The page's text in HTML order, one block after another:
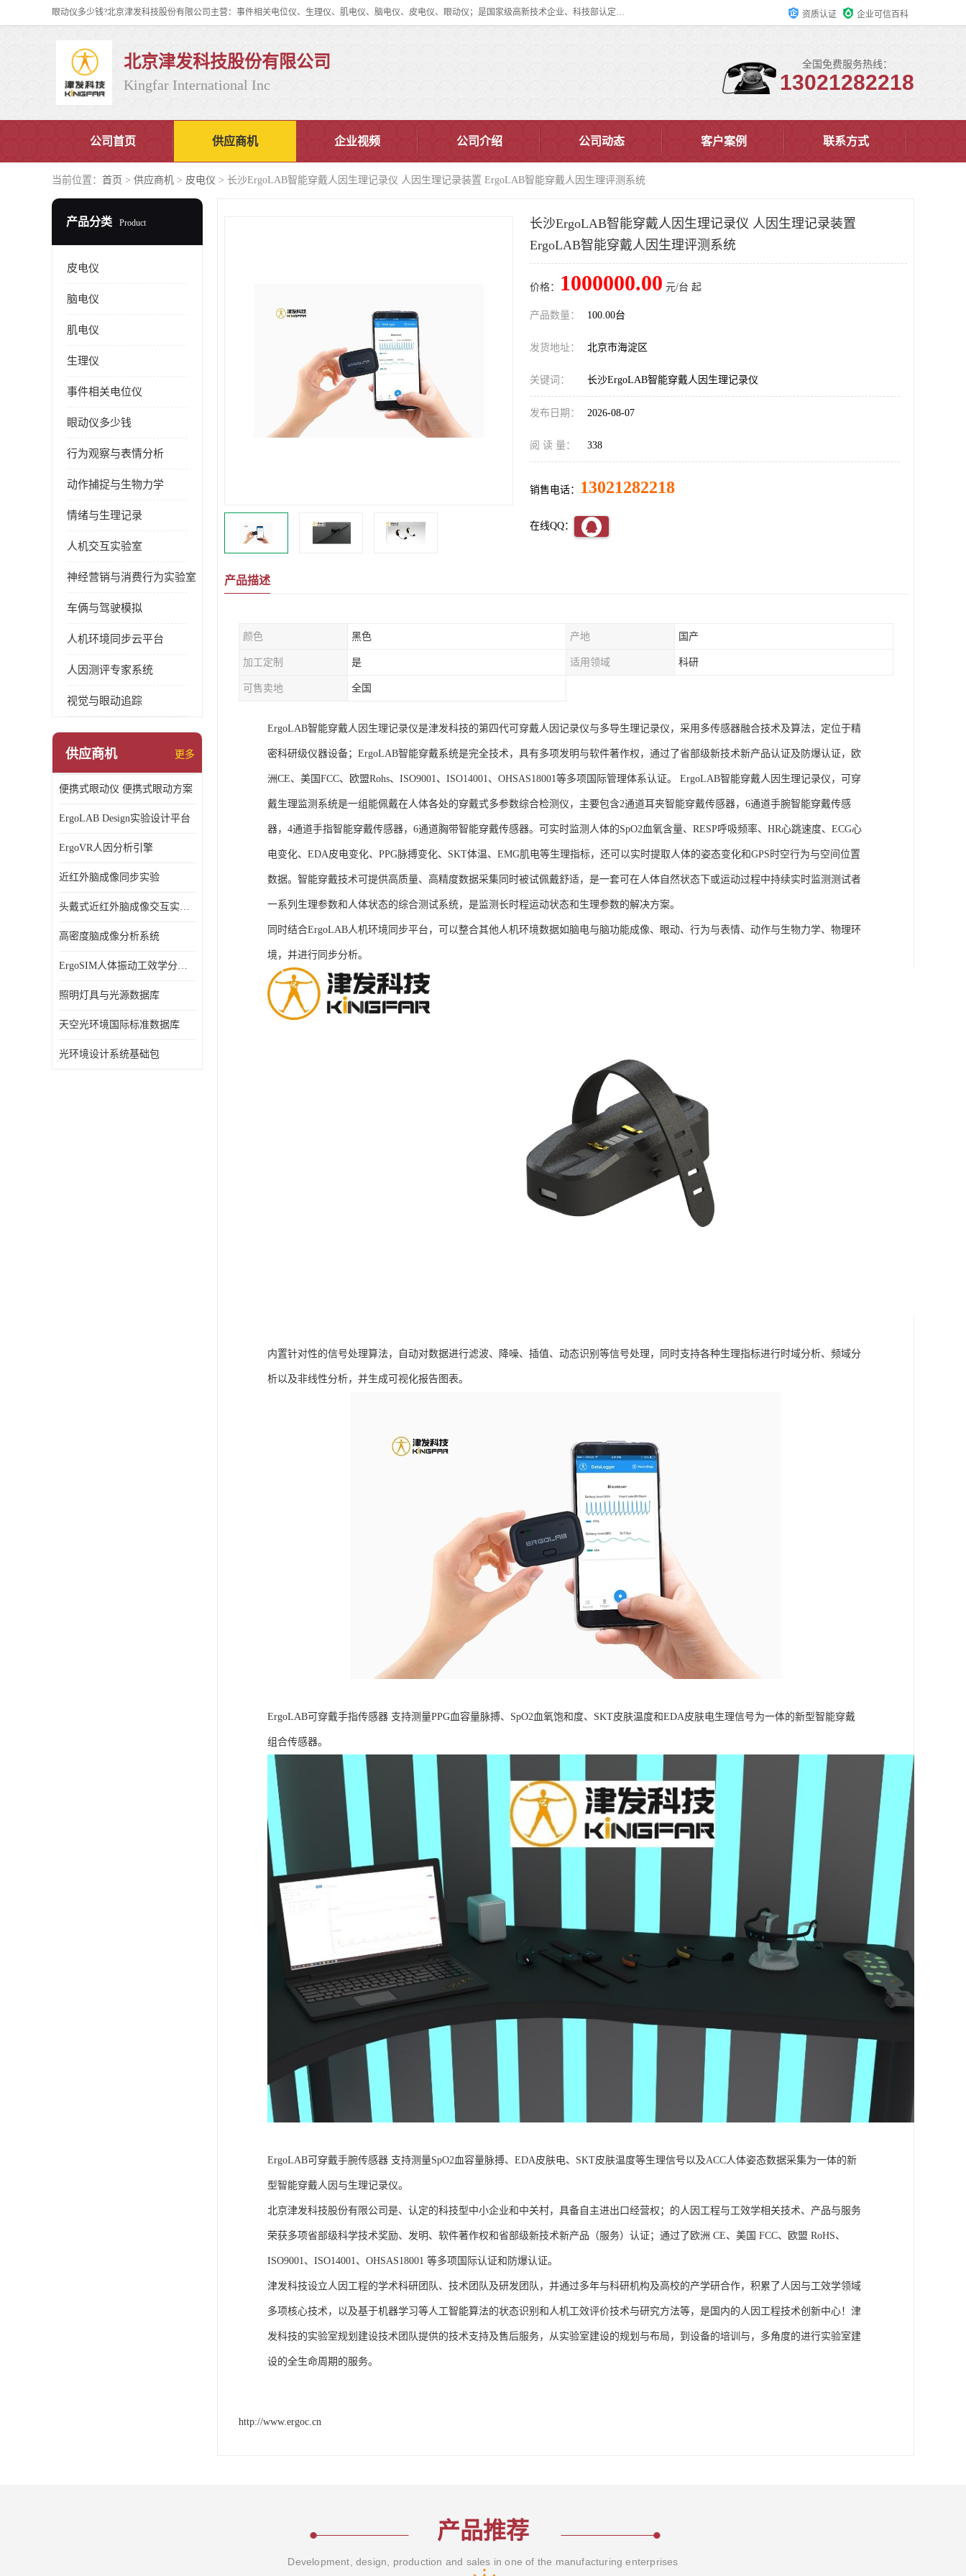
眼动仪多少钱?北京津发科技股份有限公司主营：事件相关电位仪、生理仪、肌电仪、脑电仪、皮电仪、眼动仪；是国家级高新技术企业、科技部认定的科技型中小企业和中关村高新技术企业，具备保密资格，具备自主进出口经营权；自主研发技术、产品与服务荣获多项省部级科学技术奖励、国家发明专利、国家软件著作权和省部级新技术新产品（服务）认证。 资质认证 企业可信百科
北京津发科技股份有限公司
Kingfar International Inc
全国免费服务热线：
13021282218
公司首页 供应商机 企业视频 公司介绍 公司动态 客户案例 联系方式
当前位置： 首页 > 供应商机 > 皮电仪 > 长沙ErgoLAB智能穿戴人因生理记录仪 人因生理记录装置 ErgoLAB智能穿戴人因生理评测系统
产品分类 Product
皮电仪
脑电仪
肌电仪
生理仪
事件相关电位仪
眼动仪多少钱
行为观察与表情分析
动作捕捉与生物力学
情绪与生理记录
人机交互实验室
神经营销与消费行为实验室
车俩与驾驶模拟
人机环境同步云平台
人因测评专家系统
视觉与眼动追踪
供应商机 更多
便携式眼动仪 便携式眼动方案
ErgoLAB Design实验设计平台
ErgoVR人因分析引擎
近红外脑成像同步实验
头戴式近红外脑成像交互实验室
高密度脑成像分析系统
ErgoSIM人体振动工效学分析系统
照明灯具与光源数据库
天空光环境国际标准数据库
光环境设计系统基础包
长沙ErgoLAB智能穿戴人因生理记录仪 人因生理记录装置
ErgoLAB智能穿戴人因生理评测系统
价格： 1000000.00 元/台 起
产品数量： 100.00台
发货地址： 北京市海淀区
关键词： 长沙ErgoLAB智能穿戴人因生理记录仪
发布日期： 2026-08-07
阅 读 量： 338
销售电话： 13021282218
在线QQ：
产品描述
颜色 黑色 产地 国产
加工定制 是 适用领域 科研
可售卖地 全国
ErgoLAB智能穿戴人因生理记录仪是津发科技的第四代可穿戴人因记录仪与多导生理记录仪，采用多传感器融合技术及算法，定位于精
密科研级仪器设备；ErgoLAB智能穿戴系统是完全技术，具有多项发明与软件著作权，通过了省部级新技术新产品认证及防爆认证，欧
洲CE、美国FCC、欧盟Rohs、ISO9001、ISO14001、OHSAS18001等多项国际管理体系认证。 ErgoLAB智能穿戴人因生理记录仪，可穿
戴生理监测系统是一组能佩戴在人体各处的穿戴式多参数综合检测仪，主要包含2通道耳夹智能穿戴传感器，6通道手腕智能穿戴传感
器，4通道手指智能穿戴传感器，6通道胸带智能穿戴传感器。可实时监测人体的SpO2血氧含量、RESP呼吸频率、HR心跳速度、ECG心
电变化、EDA皮电变化、PPG脉搏变化、SKT体温、EMG肌电等生理指标，还可以实时提取人体的姿态变化和GPS时空行为与空间位置
数据。智能穿戴技术可提供高质量、高精度数据采集同时被试佩戴舒适，是一套可在人体自然状态下或运动过程中持续实时监测测试者
一系列生理参数和人体状态的综合测试系统，是监测长时程运动状态和生理参数的解决方案。
同时结合ErgoLAB人机环境同步平台，可以整合其他人机环境数据如脑电与脑功能成像、眼动、行为与表情、动作与生物力学、物理环
境，并进行同步分析。
内置针对性的信号处理算法，自动对数据进行滤波、降噪、插值、动态识别等信号处理，同时支持各种生理指标进行时域分析、频域分
析以及非线性分析，并生成可视化报告图表。
ErgoLAB可穿戴手指传感器 支持测量PPG血容量脉搏、SpO2血氧饱和度、SKT皮肤温度和EDA皮肤电生理信号为一体的新型智能穿戴
组合传感器。
ErgoLAB可穿戴手腕传感器 支持测量SpO2血容量脉搏、EDA皮肤电、SKT皮肤温度等生理信号以及ACC人体姿态数据采集为一体的新
型智能穿戴人因与生理记录仪。
北京津发科技股份有限公司是、认定的科技型中小企业和中关村，具备自主进出口经营权；的人因工程与工效学相关技术、产品与服务
荣获多项省部级科学技术奖励、发明、软件著作权和省部级新技术新产品（服务）认证；通过了欧洲 CE、美国 FCC、欧盟 RoHS、
ISO9001、ISO14001、OHSAS18001 等多项国际认证和防爆认证。
津发科技设立人因工程的学术科研团队、技术团队及研发团队，并通过多年与科研机构及高校的产学研合作，积累了人因与工效学领域
多项核心技术，以及基于机器学习等人工智能算法的状态识别和人机工效评价技术与研究方法等，是国内的人因工程技术创新中心！津
发科技的实验室规划建设技术团队提供的技术支持及售后服务，从实验室建设的规划与布局，到设备的培训与，多角度的进行实验室建
设的全生命周期的服务。
http://www.ergoc.cn
产品推荐
Development, design, production and sales in one of the manufacturing enterprises